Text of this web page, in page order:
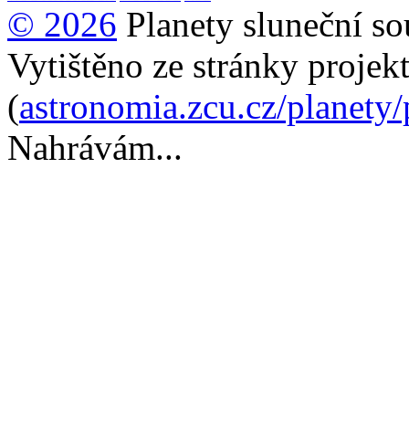
© 2026 Planety sluneční
Vytištěno ze stránky
(astronomia.zcu.cz/
Nahrávám...